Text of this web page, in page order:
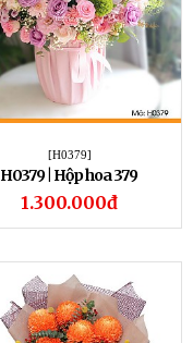
[H0379]
H0379 | Hộp hoa 379
1.300.000đ